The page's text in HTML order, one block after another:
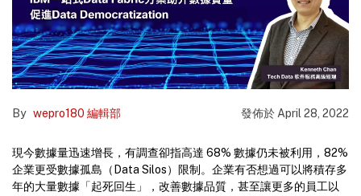
By wepro180 編輯部 發佈於 April 28, 2022
現今數據量迅速增長，有調查卻指高達 68% 數據仍未被利用，82%
企業更受數據孤島（Data Silos）限制。企業有否想過可以將積存多
年的大量數據「起死回生」，改善數據品質，甚至讓更多的員工以